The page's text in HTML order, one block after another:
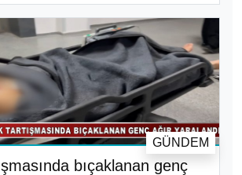
bıçaklanan genç
GÜNDEM